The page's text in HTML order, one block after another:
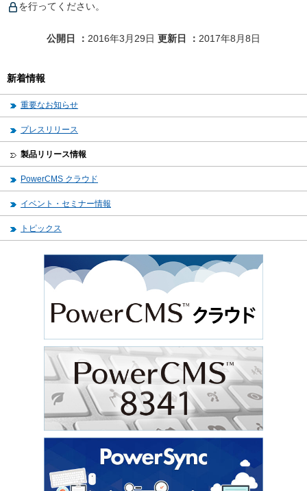
を行ってください。
公開日 2016年3月29日 更新日 2017年8月8日
新着情報
重要なお知らせ
プレスリリース
製品リリース情報
PowerCMS クラウド
イベント・セミナー情報
トピックス